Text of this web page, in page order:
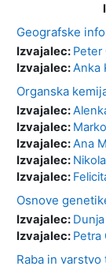
Geografske
Izvajalec: Peter
Izvajalec:Anka
Organska
Izvajalec:
Izvajalec:
Izvajalec:Ana
Izvajalec:
Izvajalec:
Osnove
Izvajalec:
Izvajalec: Petra
Raba in